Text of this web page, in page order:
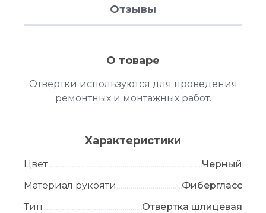
Отзывы
О товаре
Отвертки используются для проведения
ремонтных и монтажных работ.
Характеристики
Цвет
Черный
Материал рукояти
Фибергласс
Тип
Отвертка шлицевая